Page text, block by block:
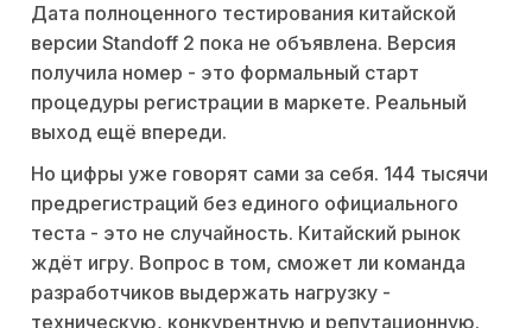
Дата полноценного тестирования китайской
версии Standoff 2 пока не объявлена. Версия
получила номер - это формальный старт
процедуры регистрации в маркете. Реальный
выход ещё впереди.
Но цифры уже говорят сами за себя. 144 тысячи
предрегистраций без единого официального
теста - это не случайность. Китайский рынок
ждёт игру. Вопрос в том, сможет ли команда
разработчиков выдержать нагрузку -
техническую, конкурентную и репутационную.